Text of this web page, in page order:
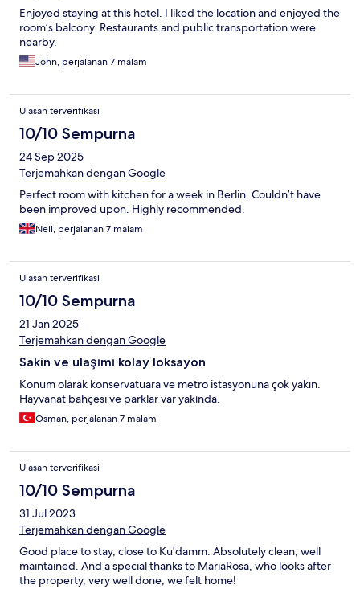
Enjoyed staying at this hotel. I liked the location and enjoyed the
room’s balcony. Restaurants and public transportation were
nearby.
John, perjalanan 7 malam
Ulasan terverifikasi
10/10 Sempurna
24 Sep 2025
Terjemahkan dengan Google
Perfect room with kitchen for a week in Berlin. Couldn’t have
been improved upon. Highly recommended.
Neil, perjalanan 7 malam
Ulasan terverifikasi
10/10 Sempurna
21 Jan 2025
Terjemahkan dengan Google
Sakin ve ulaşımı kolay loksayon
Konum olarak konservatuara ve metro istasyonuna çok yakın.
Hayvanat bahçesi ve parklar var yakında.
Osman, perjalanan 7 malam
Ulasan terverifikasi
10/10 Sempurna
31 Jul 2023
Terjemahkan dengan Google
Good place to stay, close to Ku'damm. Absolutely clean, well
maintained. And a special thanks to MariaRosa, who looks after
the property, very well done, we felt home!